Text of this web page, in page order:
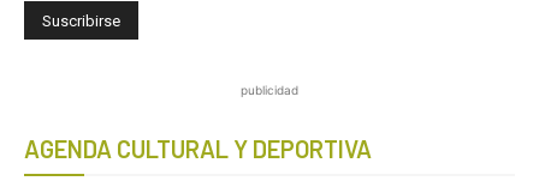
publicidad
AGENDA CULTURAL Y DEPORTIVA